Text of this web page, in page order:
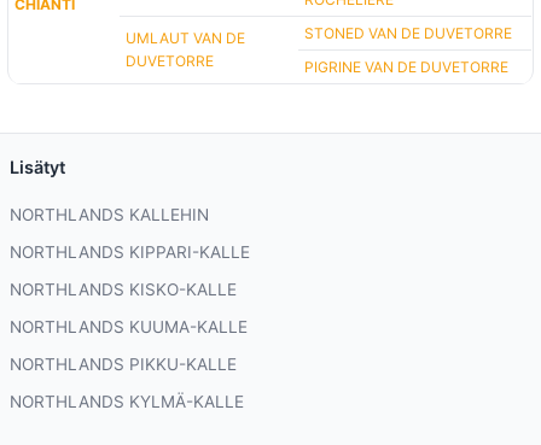
CHIANTI
UMLAUT VAN DE
DUVETORRE
STONED VAN DE DUVETORRE
PIGRINE VAN DE DUVETORRE
Lisätyt
NORTHLANDS KALLEHIN
NORTHLANDS KIPPARI-KALLE
NORTHLANDS KISKO-KALLE
NORTHLANDS KUUMA-KALLE
NORTHLANDS PIKKU-KALLE
NORTHLANDS KYLMÄ-KALLE